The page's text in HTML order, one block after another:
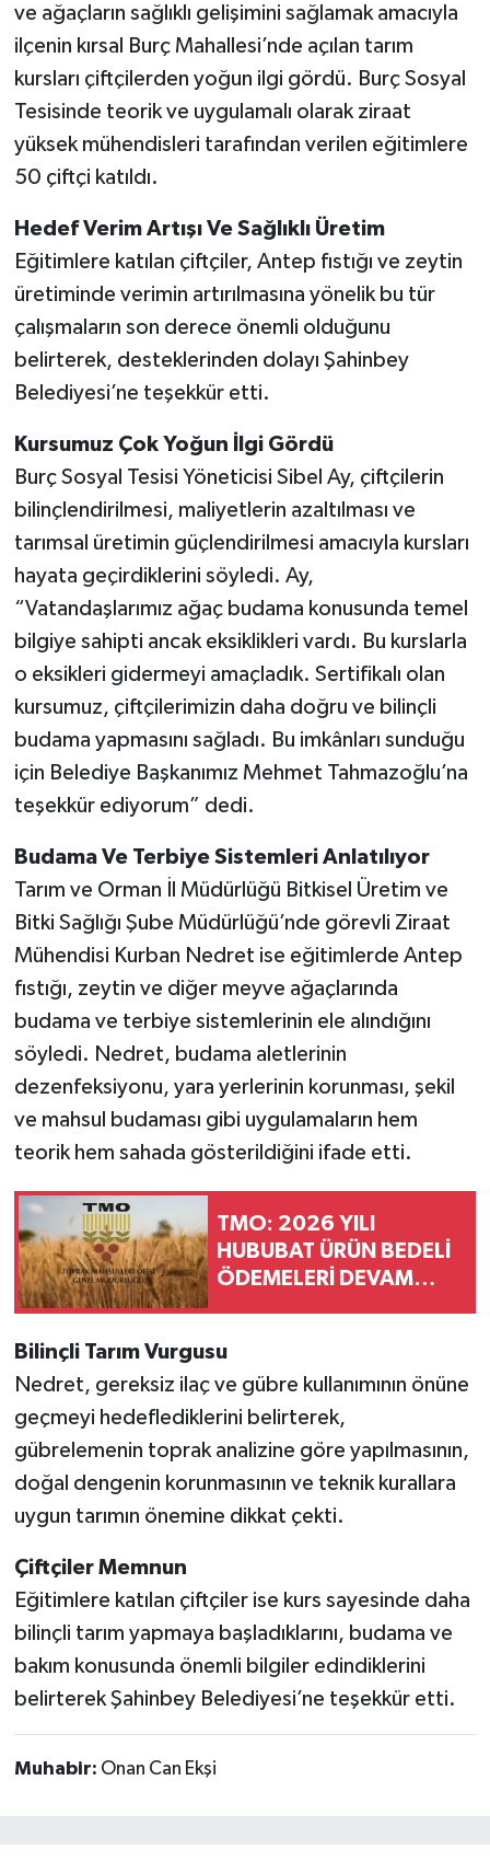
ve ağaçların sağlıklı gelişimini sağlamak amacıyla
ilçenin kırsal Burç Mahallesi’nde açılan tarım
kursları çiftçilerden yoğun ilgi gördü. Burç Sosyal
Tesisinde teorik ve uygulamalı olarak ziraat
yüksek mühendisleri tarafından verilen eğitimlere
50 çiftçi katıldı.
Hedef Verim Artışı Ve Sağlıklı Üretim
Eğitimlere katılan çiftçiler, Antep fıstığı ve zeytin
üretiminde verimin artırılmasına yönelik bu tür
çalışmaların son derece önemli olduğunu
belirterek, desteklerinden dolayı Şahinbey
Belediyesi’ne teşekkür etti.
Kursumuz Çok Yoğun İlgi Gördü
Burç Sosyal Tesisi Yöneticisi Sibel Ay, çiftçilerin
bilinçlendirilmesi, maliyetlerin azaltılması ve
tarımsal üretimin güçlendirilmesi amacıyla kursları
hayata geçirdiklerini söyledi. Ay,
“Vatandaşlarımız ağaç budama konusunda temel
bilgiye sahipti ancak eksiklikleri vardı. Bu kurslarla
o eksikleri gidermeyi amaçladık. Sertifikalı olan
kursumuz, çiftçilerimizin daha doğru ve bilinçli
budama yapmasını sağladı. Bu imkânları sunduğu
için Belediye Başkanımız Mehmet Tahmazoğlu’na
teşekkür ediyorum” dedi.
Budama Ve Terbiye Sistemleri Anlatılıyor
Tarım ve Orman İl Müdürlüğü Bitkisel Üretim ve
Bitki Sağlığı Şube Müdürlüğü’nde görevli Ziraat
Mühendisi Kurban Nedret ise eğitimlerde Antep
fıstığı, zeytin ve diğer meyve ağaçlarında
budama ve terbiye sistemlerinin ele alındığını
söyledi. Nedret, budama aletlerinin
dezenfeksiyonu, yara yerlerinin korunması, şekil
ve mahsul budaması gibi uygulamaların hem
teorik hem sahada gösterildiğini ifade etti.
TMO: 2026 YILI
HUBUBAT ÜRÜN BEDELİ
ÖDEMELERİ DEVAM
Bilinçli Tarım Vurgusu
Nedret, gereksiz ilaç ve gübre kullanımının önüne
geçmeyi hedeflediklerini belirterek,
gübrelemenin toprak analizine göre yapılmasının,
doğal dengenin korunmasının ve teknik kurallara
uygun tarımın önemine dikkat çekti.
Çiftçiler Memnun
Eğitimlere katılan çiftçiler ise kurs sayesinde daha
bilinçli tarım yapmaya başladıklarını, budama ve
bakım konusunda önemli bilgiler edindiklerini
belirterek Şahinbey Belediyesi’ne teşekkür etti.
Muhabir: Onan Can Ekşi